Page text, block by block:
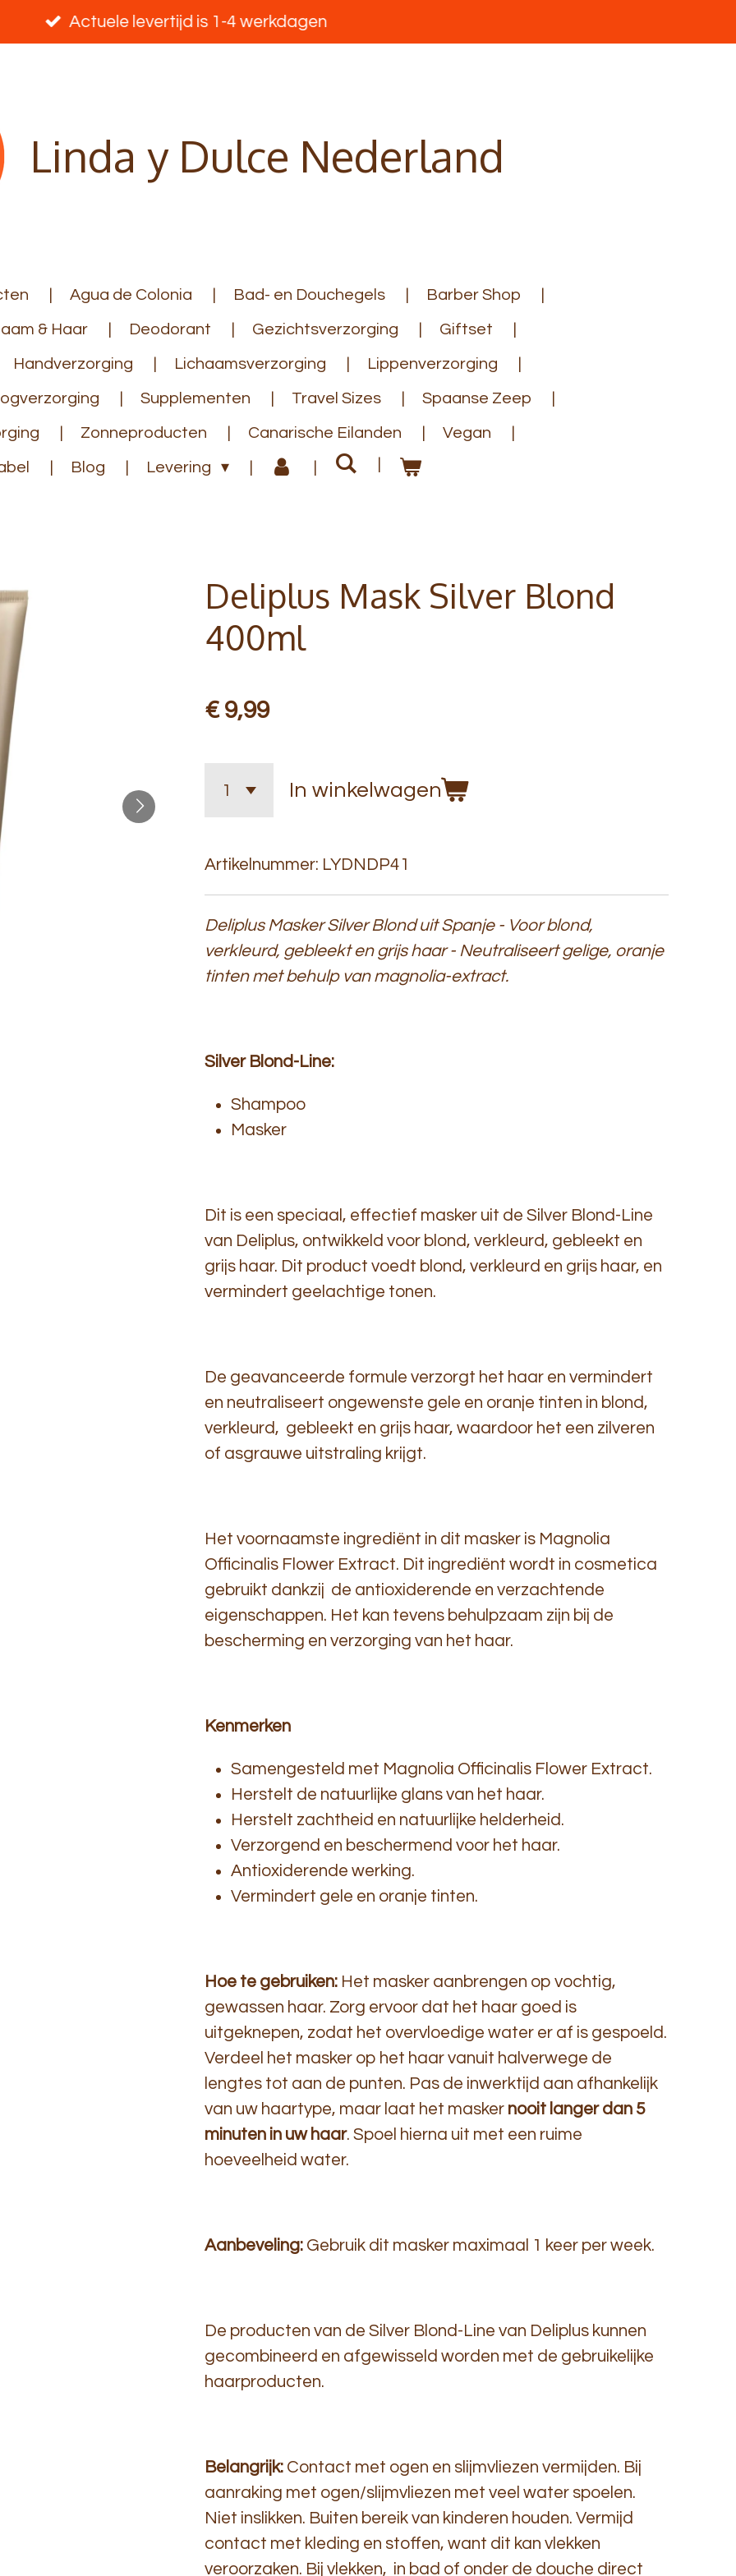
Actuele levertijd is 1-4 werkdagen
Linda y Dulce Nederland
Agua de Colonia Bad- en Douchegels Barber Shop
& Haar Deodorant Gezichtsverzorging Giftset
Handverzorging Lichaamsverzorging Lippenverzorging
Supplementen Travel Sizes Spaanse Zeep
Zonneproducten Canarische Eilanden Vegan
Blog Levering
Deliplus Mask Silver Blond
400ml
€ 9,99
In winkelwagen
Artikelnummer: LYDNDP41
Deliplus Masker Silver Blond uit Spanje - Voor blond,
verkleurd, gebleekt en grijs haar - Neutraliseert gelige, oranje
tinten met behulp van magnolia-extract.
Silver Blond-Line:
Shampoo
Masker
Dit is een speciaal, effectief masker uit de Silver Blond-Line
van Deliplus, ontwikkeld voor blond, verkleurd, gebleekt en
grijs haar. Dit product voedt blond, verkleurd en grijs haar, en
vermindert geelachtige tonen.
De geavanceerde formule verzorgt het haar en vermindert
en neutraliseert ongewenste gele en oranje tinten in blond,
verkleurd, gebleekt en grijs haar, waardoor het een zilveren
of asgrauwe uitstraling krijgt.
Het voornaamste ingrediënt in dit masker is Magnolia
Officinalis Flower Extract. Dit ingrediënt wordt in cosmetica
gebruikt dankzij de antioxiderende en verzachtende
eigenschappen. Het kan tevens behulpzaam zijn bij de
bescherming en verzorging van het haar.
Kenmerken
Samengesteld met Magnolia Officinalis Flower Extract.
Herstelt de natuurlijke glans van het haar.
Herstelt zachtheid en natuurlijke helderheid.
Verzorgend en beschermend voor het haar.
Antioxiderende werking.
Vermindert gele en oranje tinten.
Hoe te gebruiken: Het masker aanbrengen op vochtig,
gewassen haar. Zorg ervoor dat het haar goed is
uitgeknepen, zodat het overvloedige water er af is gespoeld.
Verdeel het masker op het haar vanuit halverwege de
lengtes tot aan de punten. Pas de inwerktijd aan afhankelijk
van uw haartype, maar laat het masker nooit langer dan 5
minuten in uw haar. Spoel hierna uit met een ruime
hoeveelheid water.
Aanbeveling: Gebruik dit masker maximaal 1 keer per week.
De producten van de Silver Blond-Line van Deliplus kunnen
gecombineerd en afgewisseld worden met de gebruikelijke
haarproducten.
Belangrijk: Contact met ogen en slijmvliezen vermijden. Bij
aanraking met ogen/slijmvliezen met veel water spoelen.
Niet inslikken. Buiten bereik van kinderen houden. Vermijd
contact met kleding en stoffen, want dit kan vlekken
veroorzaken. Bij vlekken, in bad of onder de douche direct